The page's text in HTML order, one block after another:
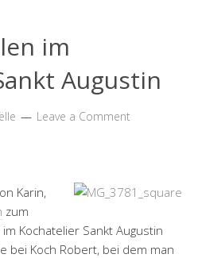
im
Augustin
Leave a Comment
Karin,
zum
im Kochatelier Sankt Augustin
bei Koch Robert, bei dem man